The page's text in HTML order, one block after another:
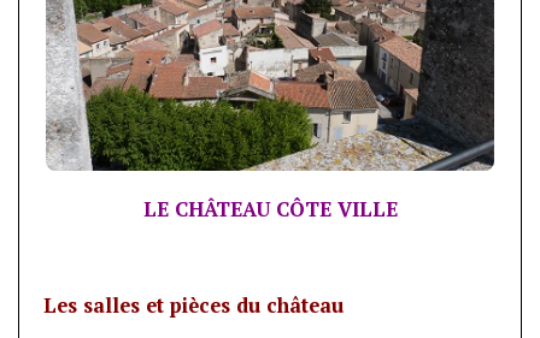
LE CHÂTEAU CÔTE VILLE
Les salles et pièces du château